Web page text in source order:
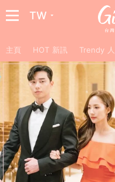
TW
主頁 HOT 新訊 Trendy